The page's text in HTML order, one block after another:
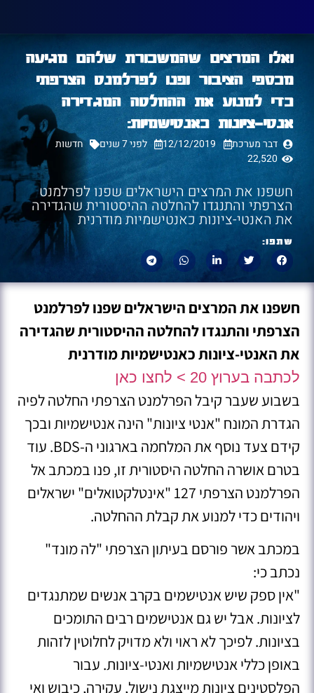
ואלו המרצים שהמשכורת שלהם מגיעה
מכספי הציבור ופנו לפרלמנט הצרפתי
כדי למנוע את ההחלטה המגדירה
אנטי-ציונות כאנטישמיות:
דבר מערכת 12/12/2019 לפני 7 שנים
חדשות
22,520
חשפנו את המרצים הישראלים שפנו לפרלמנט
הצרפתי והתנגדו להחלטה ההיסטורית שהגדירה
את האנטי-ציונות כאנטישמיות מודרנית
שתפו:
חשפנו את המרצים הישראלים שפנו לפרלמנט
הצרפתי והתנגדו להחלטה ההיסטורית שהגדירה
את האנטי-ציונות כאנטישמיות מודרנית
לכתבה בערוץ 20 > לחצו כאן
בשבוע שעבר קיבל הפרלמנט הצרפתי החלטה לפיה
הגדרת המונח "אנטי ציונות" הינה אנטישמיות ובכך
קידם צעד נוסף את המלחמה בארגוני ה-BDS. עוד
בטרם אושרה החלטה היסטורית זו, פנו במכתב אל
הפרלמנט הצרפתי 127 "אינטלקטואלים" ישראלים
ויהודים כדי למנוע את קבלת ההחלטה.
במכתב אשר פורסם בעיתון הצרפתי "לה מונד"
נכתב כי:
"אין ספק שיש אנטישמים בקרב אנשים שמתנגדים
לציונות. אבל יש גם אנטישמים רבים התומכים
בציונות. לפיכך לא ראוי ולא מדויק לחלוטין לזהות
באופן כללי אנטישמיות ואנטי-ציונות. עבור
הפלסטינים ציונות מייצגת נישול, עקירה, כיבוש ואי